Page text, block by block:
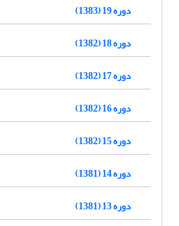
دوره 19 (1383)
دوره 18 (1382)
دوره 17 (1382)
دوره 16 (1382)
دوره 15 (1382)
دوره 14 (1381)
دوره 13 (1381)